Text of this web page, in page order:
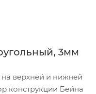
3мм
верхней и нижней
конструкции Бейна